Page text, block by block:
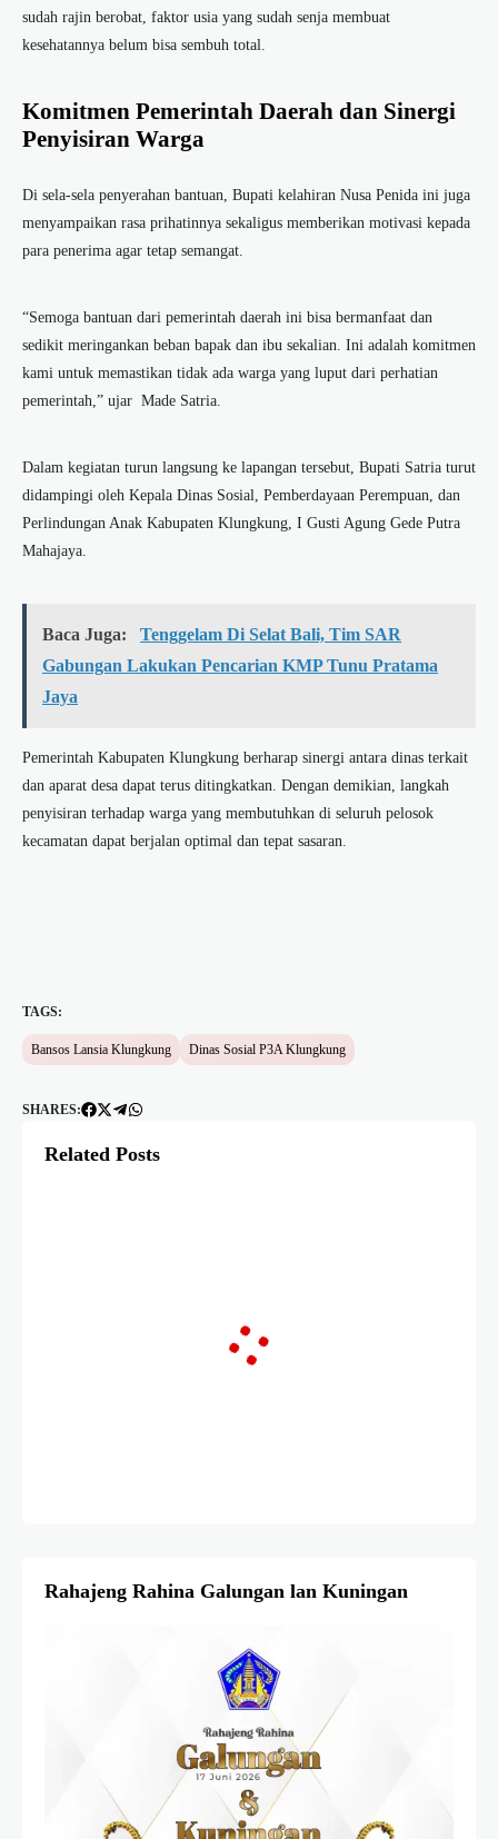
sudah rajin berobat, faktor usia yang sudah senja membuat
kesehatannya belum bisa sembuh total.
Komitmen Pemerintah Daerah dan Sinergi
Penyisiran Warga
Di sela-sela penyerahan bantuan, Bupati kelahiran Nusa Penida ini juga
menyampaikan rasa prihatinnya sekaligus memberikan motivasi kepada
para penerima agar tetap semangat.
“Semoga bantuan dari pemerintah daerah ini bisa bermanfaat dan
sedikit meringankan beban bapak dan ibu sekalian. Ini adalah komitmen
kami untuk memastikan tidak ada warga yang luput dari perhatian
pemerintah,” ujar Made Satria.
Dalam kegiatan turun langsung ke lapangan tersebut, Bupati Satria turut
didampingi oleh Kepala Dinas Sosial, Pemberdayaan Perempuan, dan
Perlindungan Anak Kabupaten Klungkung, I Gusti Agung Gede Putra
Mahajaya.
Baca Juga:
Tenggelam Di Selat Bali, Tim SAR
Gabungan Lakukan Pencarian KMP Tunu Pratama
Jaya
Pemerintah Kabupaten Klungkung berharap sinergi antara dinas terkait
dan aparat desa dapat terus ditingkatkan. Dengan demikian, langkah
penyisiran terhadap warga yang membutuhkan di seluruh pelosok
kecamatan dapat berjalan optimal dan tepat sasaran.
TAGS:
Bansos Lansia Klungkung Dinas Sosial P3A Klungkung
SHARES:
Related Posts
Rahajeng Rahina Galungan lan Kuningan